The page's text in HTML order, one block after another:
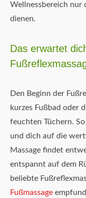
Wellnessbereich nur
dienen.
Das erwartet
Den Beginn der
kurzes Fußbad oder
feuchten Tüchern.
und dich auf die
Massage findet
entspannt auf dem
beliebte
Fußmassage